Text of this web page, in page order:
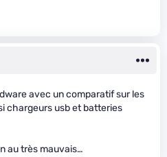
avec un comparatif sur les
chargeurs usb et batteries
au très mauvais…